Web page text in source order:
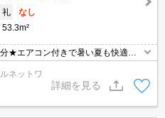
礼
なし
53.3m²
★エアコン付きで暑い夏も快適★
ネットワ
詳細を見る